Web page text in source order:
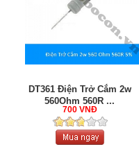
DT361 Điện Trở Cắm 2w
560Ohm 560R ...
700 VNĐ